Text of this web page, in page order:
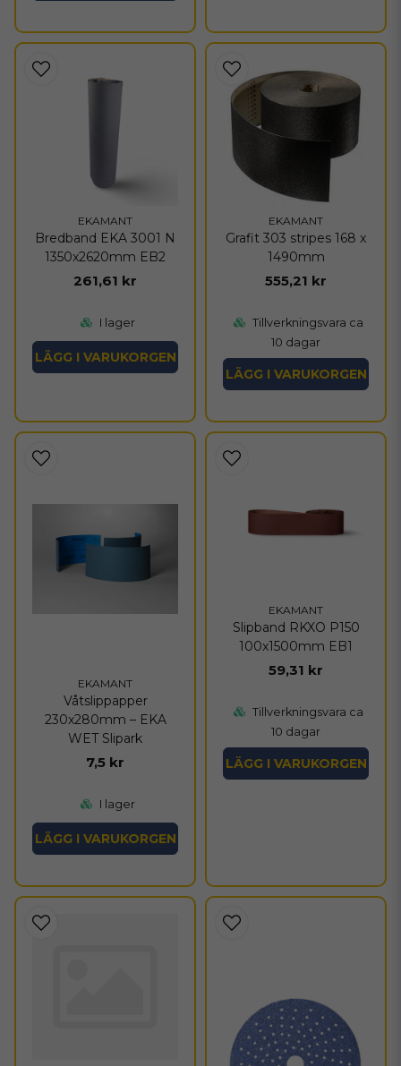
EKAMANT
Bredband EKA 3001 N
1350x2620mm EB2
261,61 kr
I lager
LÄGG I VARUKORGEN
EKAMANT
Grafit 303 stripes 168 x
1490mm
555,21 kr
Tillverkningsvara ca
10 dagar
LÄGG I VARUKORGEN
EKAMANT
Våtslippapper
230x280mm – EKA
WET Slipark
7,5 kr
I lager
LÄGG I VARUKORGEN
EKAMANT
Slipband RKXO P150
100x1500mm EB1
59,31 kr
Tillverkningsvara ca
10 dagar
LÄGG I VARUKORGEN